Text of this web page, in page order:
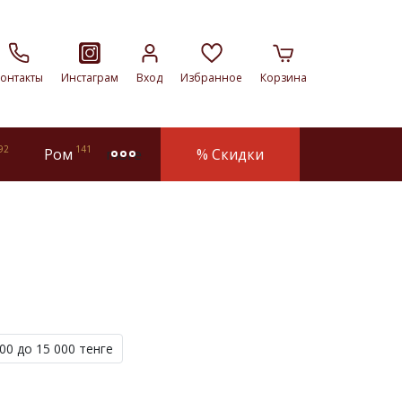
Инстаграм Вход Избранное Корзина
Ром 141 more % Скидки
до 15 000 тенге